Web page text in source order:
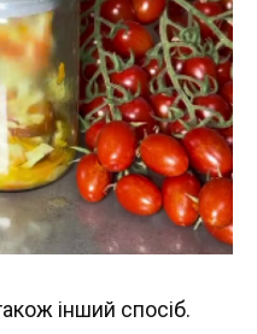
інший спосіб.